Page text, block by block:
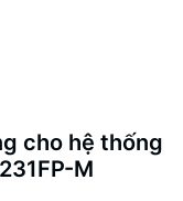
cho hệ thống
M